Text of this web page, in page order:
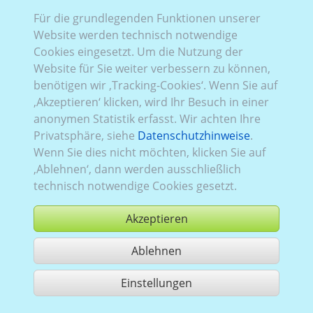
VW_969:Baureihe T7,aktuell (seit 2024) ,2,Heckklappe
Verglasung Linksverblecht, Rechtsverblecht
verblecht
kaufen
1 Treffer teilen
Für die grundlegenden Funktionen unserer
Website werden technisch notwendige
Cookies eingesetzt. Um die Nutzung der
Website für Sie weiter verbessern zu können,
benötigen wir ‚Tracking-Cookies‘. Wenn Sie auf
‚Akzeptieren‘ klicken, wird Ihr Besuch in einer
anonymen Statistik erfasst. Wir achten Ihre
Privatsphäre, siehe Datenschutzhinweise.
Wenn Sie dies nicht möchten, klicken Sie auf
‚Ablehnen‘, dann werden ausschließlich
technisch notwendige Cookies gesetzt.
Akzeptieren
Ablehnen
Einstellungen